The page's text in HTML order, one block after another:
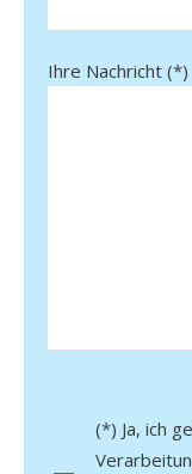
Ihre Nachricht (*)
(*) Ja, ich